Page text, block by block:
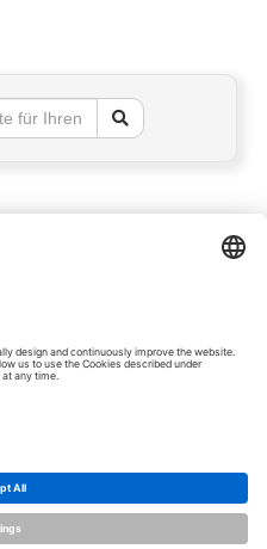
um dieses Thema sehen
ist Teil derNemetschek Group